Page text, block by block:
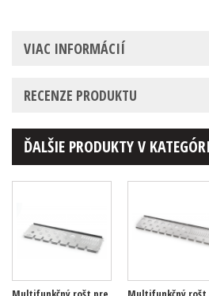
VIAC INFORMÁCIÍ
RECENZE PRODUKTU
ĎALŠIE PRODUKTY V